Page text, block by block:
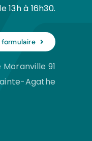
13h à 16h30.
formulaire
91
Agathe